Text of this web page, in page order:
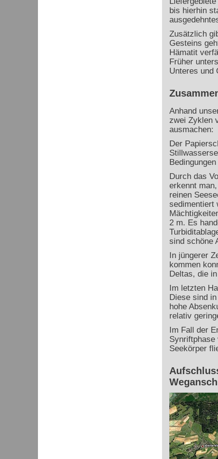
bis hierhin
Zusätzlich
Gesteins
Hämatit
Früher
Unteres und
Anhand
zwei Zyklen
ausmachen:
Der
Durch das
erkennt
reinen
sedimentiert
2 m. Es
sind schöne
In jüngerer
kommen
Deltas, die
Im letzten
Diese sind
hohe
relativ
Im Fall der
Synriftphase
Seekörper